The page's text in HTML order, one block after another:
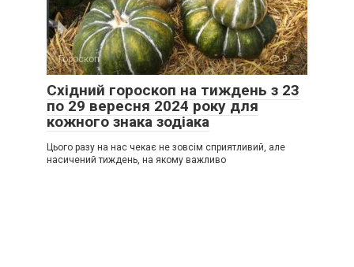
Гороскоп 0
Східний гороскоп на тиждень з 23
по 29 вересня 2024 року для
кожного знака зодіака
Цього разу на нас чекає не зовсім сприятливий, але
насичений тиждень, на якому важливо